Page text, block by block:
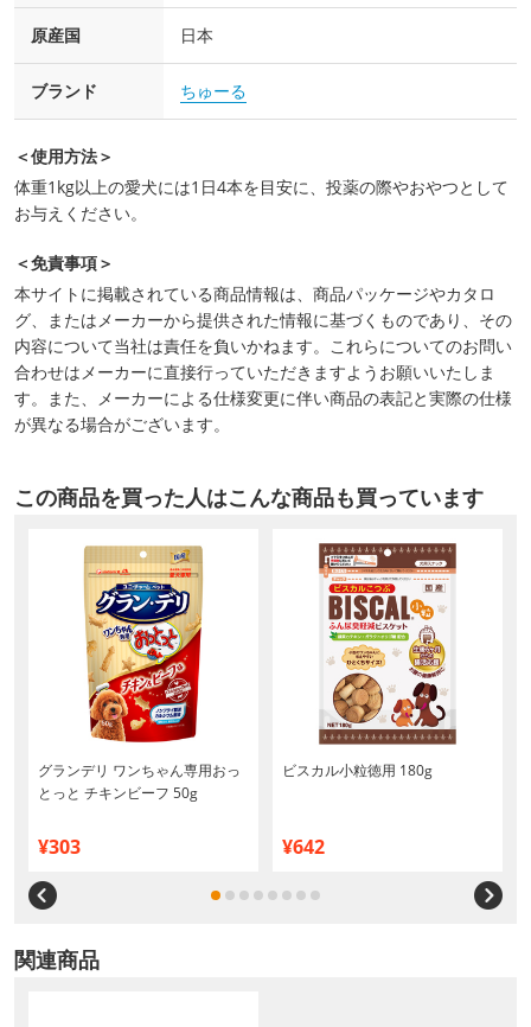
原産国 日本
ブランド ちゅーる
＜使用方法＞
体重1kg以上の愛犬には1日4本を目安に、投薬の際やおやつとして
お与えください。
＜免責事項＞
本サイトに掲載されている商品情報は、商品パッケージやカタロ
グ、またはメーカーから提供された情報に基づくものであり、その
内容について当社は責任を負いかねます。これらについてのお問い
合わせはメーカーに直接行っていただきますようお願いいたしま
す。また、メーカーによる仕様変更に伴い商品の表記と実際の仕様
が異なる場合がございます。
この商品を買った人はこんな商品も買っています
グランデリ ワンちゃん専用おっ
とっと チキンビーフ 50g
¥303
ビスカル小粒徳用 180g
¥642
関連商品